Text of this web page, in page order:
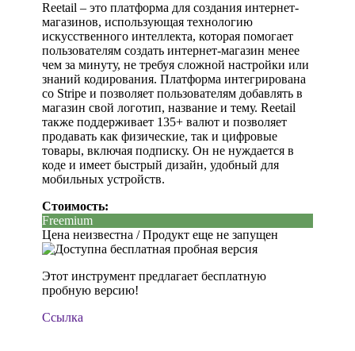
Reetail – это платформа для создания интернет-
магазинов, использующая технологию
искусственного интеллекта, которая помогает
пользователям создать интернет-магазин менее
чем за минуту, не требуя сложной настройки или
знаний кодирования. Платформа интегрирована
со Stripe и позволяет пользователям добавлять в
магазин свой логотип, название и тему. Reetail
также поддерживает 135+ валют и позволяет
продавать как физические, так и цифровые
товары, включая подписку. Он не нуждается в
коде и имеет быстрый дизайн, удобный для
мобильных устройств.
Стоимость:
Freemium
Цена неизвестна / Продукт еще не запущен
Этот инструмент предлагает бесплатную
пробную версию!
Ссылка